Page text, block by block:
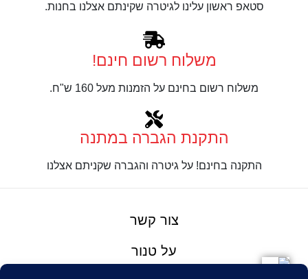
סטאפ ראשון עלינו לגיטרה שקינתם אצלנו בחנות.
משלוח רשום חינם!
משלוח רשום בחינם על הזמנות מעל 160 ש"ח.
התקנת הגברה במתנה
התקנה בחינם! על גיטרה והגברה שקניתם אצלנו
צור קשר
על טנור